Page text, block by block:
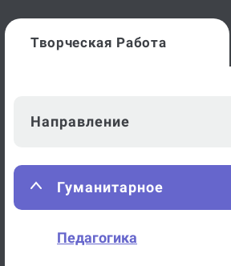
Творческая Работа
Направление
Гуманитарное
Педагогика